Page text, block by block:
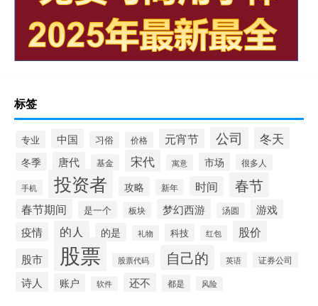
标签
专业 中国 习俗 价格 元宵节 公司 冬天
冬季 唐代 基金 宋代 寓意 市场 很多人
手机 投资者 攻略 新年 时间 春节
春节期间 是一个 板块 梦幻西游 汤圆
游戏
疫情
的人 的是 礼物 科技 红包 股价
股市 股票 股票代码 自己的 英语 证券公司
诗人 账户 软件 还不 都是 风险